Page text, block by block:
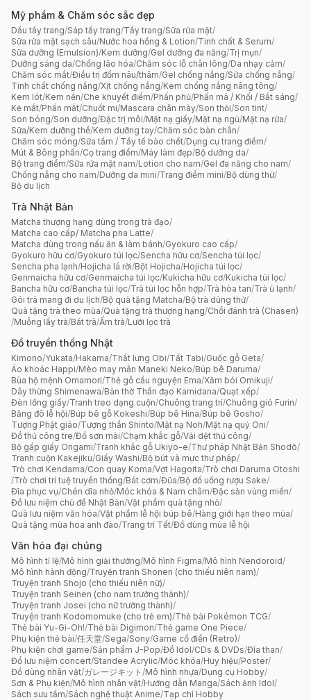
Mỹ phẩm & Chăm sóc sắc đẹp
Dầu tẩy trang/Sáp tẩy trang/Tẩy trang/Sữa rửa mặt/
Sữa rửa mặt sạch sâu/Nước hoa hồng & Lotion/Tinh chất & Serum/
Sữa dưỡng (Emulsion)/Kem dưỡng/Gel dưỡng đa năng/Trị mụn/
Dưỡng sáng da/Chống lão hóa/Chăm sóc lỗ chân lông/Da nhạy cảm/
Chăm sóc mắt/Điều trị đốm nâu/thâm/Gel chống nắng/Sữa chống nắng/
Tinh chất chống nắng/Xịt chống nắng/Kem chống nắng nâng tông/
Kem lót/Kem nền/Che khuyết điểm/Phấn phủ/Phấn má / Khối / Bắt sáng/
Kẻ mắt/Phấn mắt/Chuốt mi/Mascara chân mày/Son thỏi/Son tint/
Son bóng/Son dưỡng/Đặc trị môi/Mặt nạ giấy/Mặt nạ ngủ/Mặt nạ rửa/
Sữa/Kem dưỡng thể/Kem dưỡng tay/Chăm sóc bàn chân/
Chăm sóc móng/Sữa tắm / Tẩy tế bào chết/Dụng cụ trang điểm/
Mút & Bông phấn/Cọ trang điểm/Máy làm đẹp/Bộ dưỡng da/
Bộ trang điểm/Sữa rửa mặt nam/Lotion cho nam/Gel đa năng cho nam/
Chống nắng cho nam/Dưỡng da mini/Trang điểm mini/Bộ dùng thử/
Bộ du lịch
Trà Nhật Bản
Matcha thượng hạng dùng trong trà đạo/
Matcha cao cấp/ Matcha pha Latte/
Matcha dùng trong nấu ăn & làm bánh/Gyokuro cao cấp/
Gyokuro hữu cơ/Gyokuro túi lọc/Sencha hữu cơ/Sencha túi lọc/
Sencha pha lạnh/Hojicha lá rời/Bột Hojicha/Hojicha túi lọc/
Genmaicha hữu cơ/Genmaicha túi lọc/Kukicha hữu cơ/Kukicha túi lọc/
Bancha hữu cơ/Bancha túi lọc/Trà túi lọc hỗn hợp/Trà hòa tan/Trà ủ lạnh/
Gói trà mang đi du lịch/Bộ quà tặng Matcha/Bộ trà dùng thử/
Quà tặng trà theo mùa/Quà tặng trà thượng hạng/Chổi đánh trà (Chasen)
/Muỗng lấy trà/Bát trà/Ấm trà/Lưới lọc trà
Đồ truyền thống Nhật
Kimono/Yukata/Hakama/Thắt lưng Obi/Tất Tabi/Guốc gỗ Geta/
Áo khoác Happi/Mèo may mắn Maneki Neko/Búp bê Daruma/
Bùa hộ mệnh Omamori/Thẻ gỗ cầu nguyện Ema/Xăm bói Omikuji/
Dây thừng Shimenawa/Bàn thờ Thần đạo Kamidana/Quạt xếp/
Đèn lồng giấy/Tranh treo dạng cuộn/Chuông trang trí/Chuông gió Furin/
Băng đô lễ hội/Búp bê gỗ Kokeshi/Búp bê Hina/Búp bê Gosho/
Tượng Phật giáo/Tượng thần Shinto/Mặt nạ Noh/Mặt nạ quỷ Oni/
Đồ thủ công tre/Đồ sơn mài/Chạm khắc gỗ/Vải dệt thủ công/
Bộ gấp giấy Origami/Tranh khắc gỗ Ukiyo-e/Thư pháp Nhật Bản Shodō/
Tranh cuộn Kakejiku/Giấy Washi/Bộ bút và mực thư pháp/
Trò chơi Kendama/Con quay Koma/Vợt Hagoita/Trò chơi Daruma Otoshi
/Trò chơi trí tuệ truyền thống/Bát cơm/Đũa/Bộ đồ uống rượu Sake/
Đĩa phục vụ/Chén dĩa nhỏ/Móc khóa & Nam châm/Đặc sản vùng miền/
Đồ lưu niệm chủ đề Nhật Bản/Vật phẩm quà tặng nhỏ/
Quà lưu niệm văn hóa/Vật phẩm lễ hội búp bê/Hàng giới hạn theo mùa/
Quà tặng mùa hoa anh đào/Trang trí Tết/Đồ dùng mùa lễ hội
Văn hóa đại chúng
Mô hình tỉ lệ/Mô hình giải thưởng/Mô hình Figma/Mô hình Nendoroid/
Mô hình hành động/Truyện tranh Shonen (cho thiếu niên nam)/
Truyện tranh Shojo (cho thiếu niên nữ)/
Truyện tranh Seinen (cho nam trưởng thành)/
Truyện tranh Josei (cho nữ trưởng thành)/
Truyện tranh Kodomomuke (cho trẻ em)/Thẻ bài Pokémon TCG/
Thẻ bài Yu-Gi-Oh!/Thẻ bài Digimon/Thẻ game One Piece/
Phụ kiện thẻ bài/任天堂/Sega/Sony/Game cổ điển (Retro)/
Phụ kiện chơi game/Sản phẩm J-Pop/Đồ Idol/CDs & DVDs/Đĩa than/
Đồ lưu niệm concert/Standee Acrylic/Móc khóa/Huy hiệu/Poster/
Đồ dùng nhân vật/ガレージキット /Mô hình nhựa/Dụng cụ Hobby/
Sơn & Phụ kiện/Mô hình nhân vật/Hướng dẫn Manga/Sách ảnh Idol/
Sách sưu tầm/Sách nghệ thuật Anime/Tạp chí Hobby